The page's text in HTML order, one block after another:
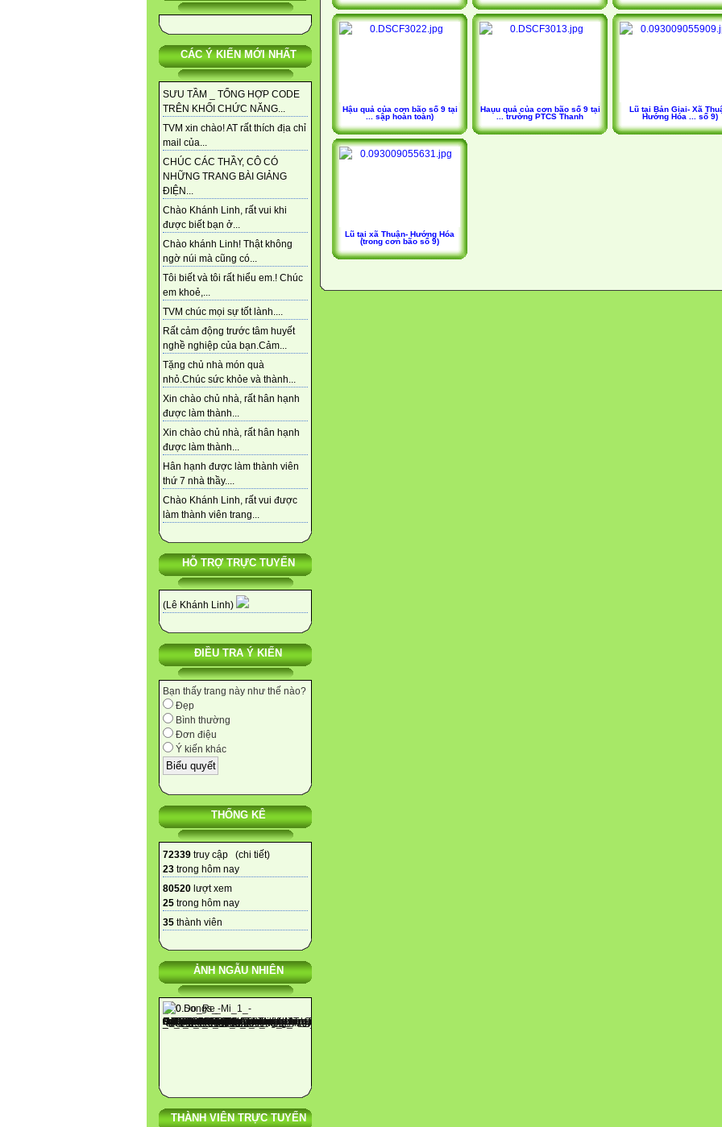
CÁC Ý KIẾN MỚI NHẤT
SƯU TẦM _ TỔNG HỢP CODE
TRÊN KHỐI CHỨC NĂNG...
TVM xin chào! AT rất thích địa chỉ
mail của...
CHÚC CÁC THẦY, CÔ CÓ
NHỮNG TRANG BÀI GIẢNG
ĐIỆN...
Chào Khánh Linh, rất vui khi
được biết bạn ở...
Chào khánh Linh! Thật không
ngờ núi mà cũng có...
Tôi biết và tôi rất hiểu em.! Chúc
em khoẻ,...
TVM chúc mọi sự tốt lành....
Rất cảm động trước tâm huyết
nghề nghiệp của bạn.Cảm...
Tặng chủ nhà món quà
nhỏ.Chúc sức khỏe và thành...
Xin chào chủ nhà, rất hân hạnh
được làm thành...
Xin chào chủ nhà, rất hân hạnh
được làm thành...
Hân hạnh được làm thành viên
thứ 7 nhà thầy....
Chào Khánh Linh, rất vui được
làm thành viên trang...
HỖ TRỢ TRỰC TUYẾN
(Lê Khánh Linh)
ĐIỀU TRA Ý KIẾN
Bạn thấy trang này như thế nào?
Đẹp
Bình thường
Đơn điệu
Ý kiến khác
THỐNG KÊ
72339 truy cập (chi tiết)
23 trong hôm nay
80520 lượt xem
25 trong hôm nay
35 thành viên
ẢNH NGẪU NHIÊN
THÀNH VIÊN TRỰC TUYẾN
Hậu quả của cơn bão số 9 tại
... sập hoàn toàn)
Haụu quả của cơn bão số 9 tại
... trường PTCS Thanh
Lũ tại Bản Giai- Xã
Hướng Hóa ... số 9)
Lũ tại xã Thuận- Hướng Hóa
(trong cơn bão số 9)